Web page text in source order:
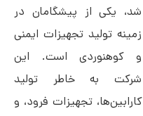
شد، یکی از پیشگامان در
زمینه تولید تجهیزات ایمنی
و کوهنوردی است. این
شرکت به خاطر تولید
کارابین‌ها، تجهیزات فرود، و